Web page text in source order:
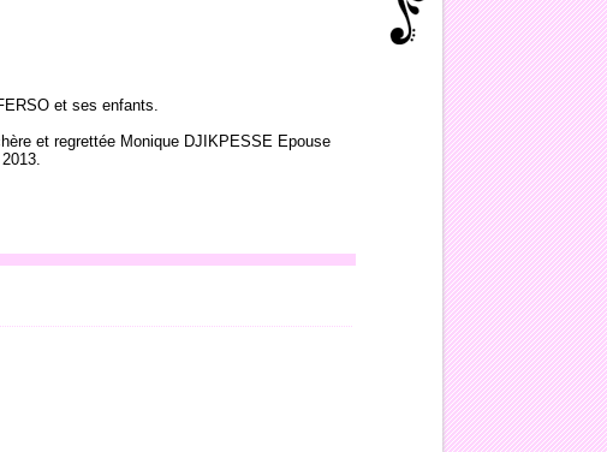
et ses enfants.
et regrettée Monique DJIKPESSE Epouse